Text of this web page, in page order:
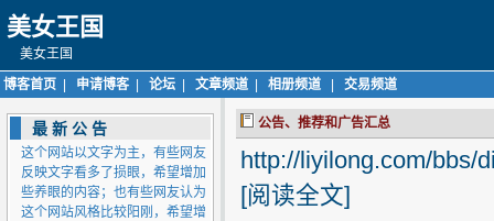
美女王国
美女王国
博客首页
申请博客 论坛 文章频道 相册频道 交易频道
最新公告
这个网站以文字为主，有些网友
反映文字看多了损眼，希望增加
些养眼的内容；也有些网友认为
这个网站风格比较阳刚，希望增
公告、推荐和广告汇总
http://liyilong.com/bbs/
[阅读全文]